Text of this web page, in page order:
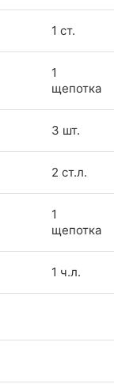
1 ст.
1
щепотка
3 шт.
2 ст.л.
1
щепотка
1 ч.л.